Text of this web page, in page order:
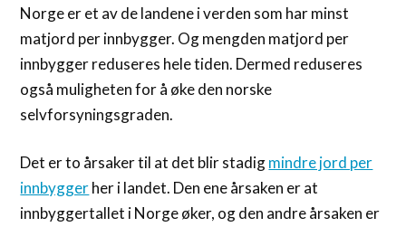
Norge er et av de landene i verden som har minst
matjord per innbygger. Og mengden matjord per
innbygger reduseres hele tiden. Dermed reduseres
også muligheten for å øke den norske
selvforsyningsgraden.
Det er to årsaker til at det blir stadigmindre jord per
innbyggerher i landet. Den ene årsaken er at
innbyggertallet i Norge øker, og den andre årsaken er